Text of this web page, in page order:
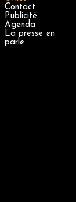
Contact
Publicité
Agenda
La presse en
parle